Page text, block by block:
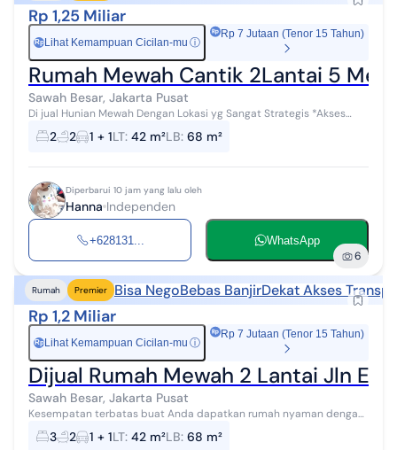
Rp 1,25 Miliar
Rp Lihat Kemampuan Cicilan-mu ⓘ
Rp 7 Jutaan (Tenor 15 Tahun)
Rumah Mewah Cantik 2Lantai 5
Sawah Besar, Jakarta Pusat
Di jual Hunian Mewah Dengan Lokasi yg Sangat Strategis *Akses
mobil Selingi point : *Dekat ke Stasiun sawah besar *Rs Husada
*Pasar Asem reges *...
2 2 1 + 1LT: 42 m²LB: 68 m²
Diperbarui 10 jam yang lalu oleh
Hanna Independen
+628131... WhatsApp
6
Rumah Premier Bisa NegoBebas BanjirDekat Akses
Rp 1,2 Miliar
Rp Lihat Kemampuan Cicilan-mu ⓘ
Rp 7 Jutaan (Tenor 15 Tahun)
Dijual Rumah Mewah 2 Lantai Jln
Sawah Besar, Jakarta Pusat
Kesempatan terbatas buat Anda dapatkan rumah nyaman dengan
return investasi tinggi di Sawah Besar, Jakarta Pusat. Rumah ini
menawarkan lokasi yang...
3 2 1 + 1LT: 42 m²LB: 68 m²